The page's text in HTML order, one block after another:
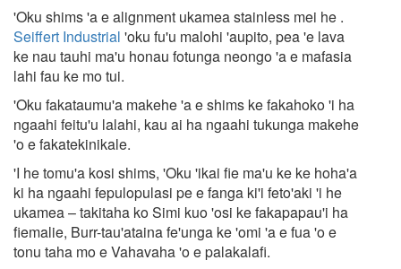
'Oku shims 'a e alignment ukamea stainless mei he .
Seiffert Industrial 'oku fu'u malohi 'aupito, pea 'e lava
ke nau tauhi ma'u honau fotunga neongo 'a e mafasia
lahi fau ke mo tui.
'Oku fakataumu'a makehe 'a e shims ke fakahoko 'i ha
ngaahi feitu'u lalahi, kau ai ha ngaahi tukunga makehe
'o e fakatekinikale.
'I he tomu'a kosi shims, 'Oku 'ikai fie ma'u ke ke hoha'a
ki ha ngaahi fepulopulasi pe e fanga ki'i feto'aki 'i he
ukamea – takitaha ko Simi kuo 'osi ke fakapapau'i ha
fiemalie, Burr-tau'ataina fe'unga ke 'omi 'a e fua 'o e
tonu taha mo e Vahavaha 'o e palakalafi.